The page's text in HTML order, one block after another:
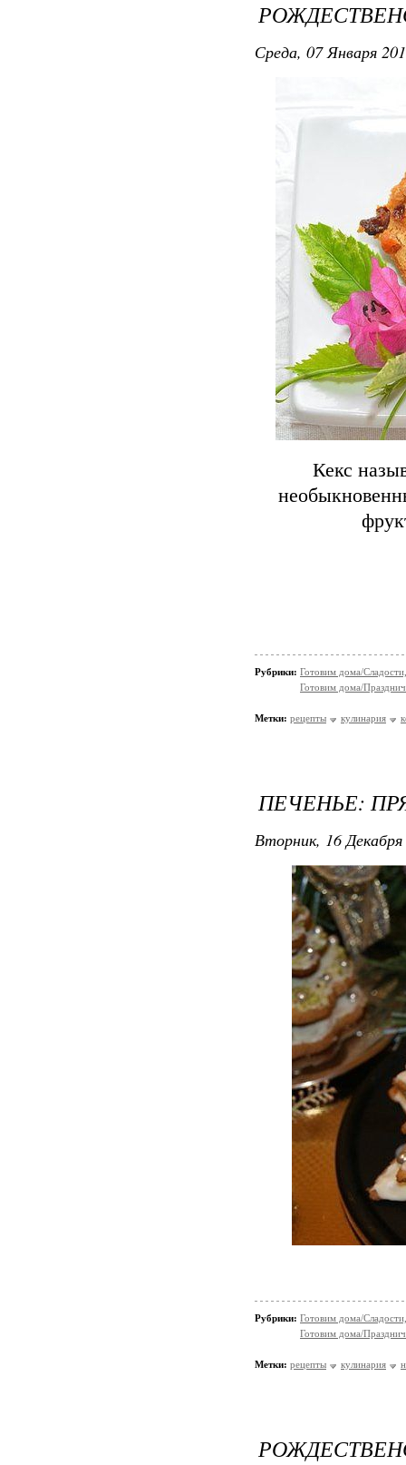
Среда, 07 Января
Кекс
Рубрики: Готовим дома/
Готовим дома/
Метки: рецепты кулинария
ПЕЧЕНЬЕ:
Вторник, 16
Рубрики: Готовим дома/
Готовим дома/
Метки: рецепты кулинария